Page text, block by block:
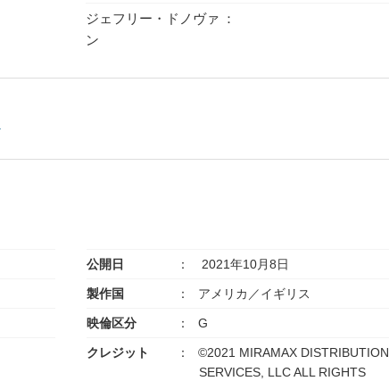
ジェフリー・ドノヴァ
ン
公開日 2021年10月8日
製作国 アメリカ／イギリス
映倫区分 G
クレジット
©2021 MIRAMAX DISTRIBUTION
SERVICES, LLC ALL RIGHTS